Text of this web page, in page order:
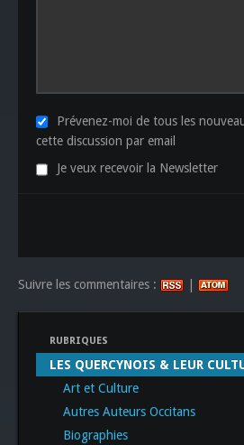
Prévenez-moi de tous les
cette discussion par email
Je veux recevoir la Newsletter
Suivre les commentaires : |
RUBRIQUES
LES QUERCYNOIS & LEUR
Art et Culture
Autres Auteurs Occitans
Biographies